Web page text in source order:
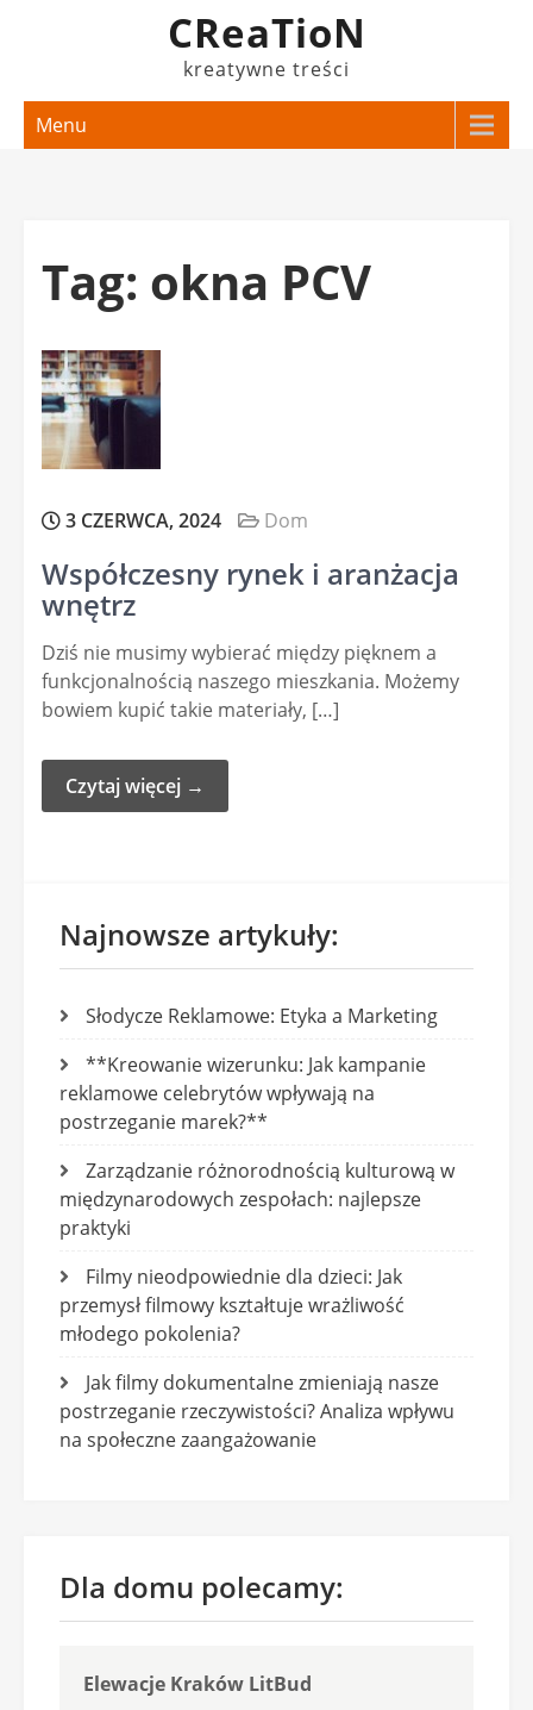
CReaTioN
kreatywne treści
Menu
Tag: okna PCV
3 CZERWCA, 2024 Dom
Współczesny rynek i aranżacja
wnętrz
Dziś nie musimy wybierać między pięknem a
funkcjonalnością naszego mieszkania. Możemy
bowiem kupić takie materiały, […]
Czytaj więcej →
Najnowsze artykuły:
Słodycze Reklamowe: Etyka a Marketing
**Kreowanie wizerunku: Jak kampanie
reklamowe celebrytów wpływają na
postrzeganie marek?**
Zarządzanie różnorodnością kulturową w
międzynarodowych zespołach: najlepsze
praktyki
Filmy nieodpowiednie dla dzieci: Jak
przemysł filmowy kształtuje wrażliwość
młodego pokolenia?
Jak filmy dokumentalne zmieniają nasze
postrzeganie rzeczywistości? Analiza wpływu
na społeczne zaangażowanie
Dla domu polecamy:
Elewacje Kraków LitBud